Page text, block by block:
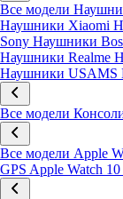
Все модели
Наушники Xiaomi
Sony Наушники
Наушники Realme
Наушники USAMS
Все модели
Все модели Apple
GPS Apple Watch 10